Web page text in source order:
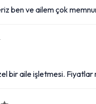
ben ve ailem çok
bir aile işletmesi.